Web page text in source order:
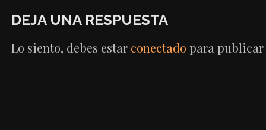
DE
ENTRADAS
DEJA UNA RESPUESTA
Lo siento, debes estar conectado para